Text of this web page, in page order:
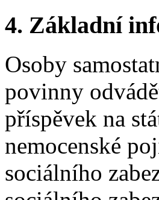
4. Základní
Osoby
povinny
příspěvek na
nemocenské
sociálního